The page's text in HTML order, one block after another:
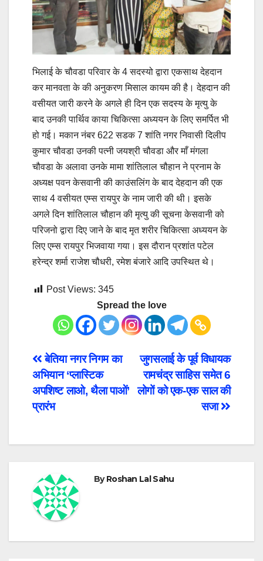
भिलाई के चौवडा परिवार के 4 सदस्यो द्वारा एकसाथ देहदान
कर मानवता के की अनुकरण मिसाल कायम की है। देहदान की
वसीयत जारी करने के अगले ही दिन एक सदस्य के मृत्यु के
बाद उनकी पार्थिव काया चिकित्सा अध्ययन के लिए समर्पित भी
हो गई। मकान नंबर 622 सडक 7 शांति नगर निवासी दिलीप
कुमार चौवडा उनकी पत्नी जयश्री चौवडा और माँ मंगला
चौवडा के अलावा उनके मामा शांतिलाल चौहान ने प्रनाम के
अध्यक्ष पवन केसवानी की काउंसलिंग के बाद देहदान की एक
साथ 4 वसीयत एम्स रायपुर के नाम जारी की थी। इसके
अगले दिन शांतिलाल चौहान की मृत्यु की सूचना केसवानी को
परिजनो द्वारा दिए जाने के बाद मृत शरीर चिकित्सा अध्ययन के
लिए एम्स रायपुर भिजवाया गया। इस दौरान प्रशांत पटेल
हरेन्द्र शर्मा राजेश चौधरी, रमेश बंजारे आदि उपस्थित थे।
Post Views: 345
Spread the love
Post
navigation
जुगसलाई के पूर्व विधायक
रामचंद्र साहिस समेत 6
लोगों को एक-एक साल की
सजा
बेतिया नगर निगम का
अभियान ‘प्लास्टिक
अपशिष्ट लाओ, थैला पाओं’
प्रारंभ
ByRoshan Lal Sahu